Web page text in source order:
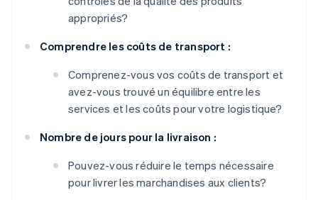
appropriés?
Comprendre les coûts de transport :
Comprenez-vous vos coûts de transport et
avez-vous trouvé un équilibre entre les
services et les coûts pour votre logistique?
Nombre de jours pour la livraison :
Pouvez-vous réduire le temps nécessaire
pour livrer les marchandises aux clients?